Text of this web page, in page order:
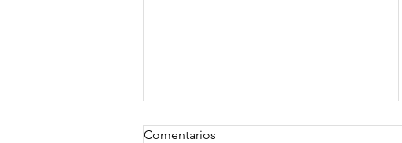
Comentarios